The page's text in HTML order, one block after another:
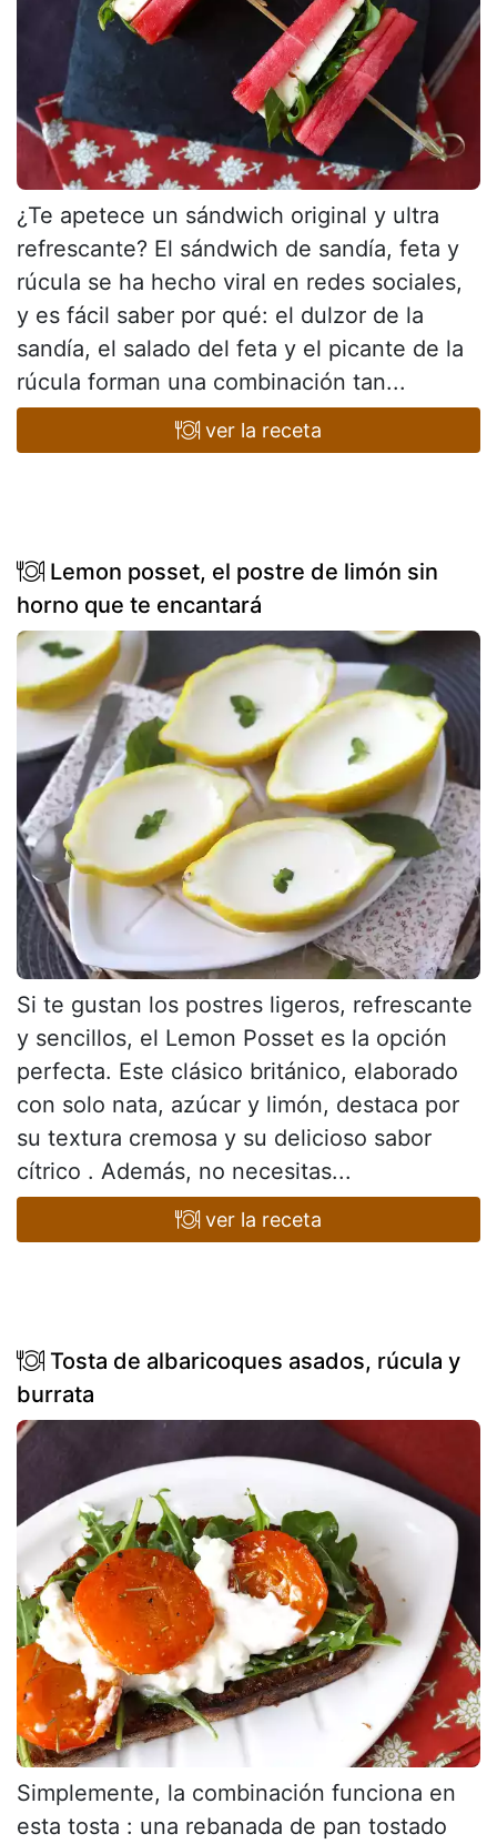
¿Te apetece un sándwich original y ultra
refrescante? El sándwich de sandía, feta y
rúcula se ha hecho viral en redes sociales,
y es fácil saber por qué: el dulzor de la
sandía, el salado del feta y el picante de la
rúcula forman una combinación tan...
ver la receta
Lemon posset, el postre de limón sin
horno que te encantará
Si te gustan los postres ligeros, refrescante
y sencillos, el Lemon Posset es la opción
perfecta. Este clásico británico, elaborado
con solo nata, azúcar y limón, destaca por
su textura cremosa y su delicioso sabor
cítrico . Además, no necesitas...
ver la receta
Tosta de albaricoques asados, rúcula y
burrata
Simplemente, la combinación funciona en
esta tosta : una rebanada de pan tostado